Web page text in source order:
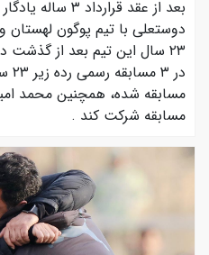
بعد از عقد
دوستعلی با تیم پوگون لهستان
۲۳ سال این تیم بعد از
مسابقه شده، همچنین محمد
مسابقه شرکت کند .